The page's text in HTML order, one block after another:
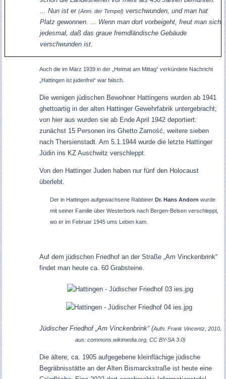
... Nun ist er (Anm. der Tempel) verschwunden, und man hat
Platz gewonnen. ... Wenn man dort vorbeigeht, freut man sich
jedesmal, daß das graue fremdländische Gebäude
verschwunden ist.
Auch die im März 1939 in der „Heimat am Mittag“ verkündete Nachricht
„Hattingen ist judenfrei“ war falsch.
Die wenigen jüdischen Bewohner Hattingens wurden ab 1941
ghettoartig in der alten Hattinger Gewehrfabrik untergebracht;
von hier aus wurden sie ab Ende April 1942 deportiert:
zunächst 15 Personen ins Ghetto Zamość, weitere sieben
nach Thersienstadt. Am 5.1.1944 wurde die letzte Hattinger
Jüdin ins KZ Auschwitz verschleppt.
Von den Hattinger Juden haben nur fünf den Holocaust
überlebt.
Der in Hattingen aufgewachsene Rabbiner Dr. Hans Andorn wurde
mit seiner Familie über Westerbork nach Bergen-Belsen verschleppt,
wo er im Februar 1945 ums Leben kam.
Auf dem jüdischen Friedhof an der Straße „Am Vinckenbrink“
findet man heute ca. 60 Grabsteine.
Jüdischer Friedhof „Am Vinckenbrink“ (Aufn. Frank Vincentz, 2010,
aus: commons.wikimedia.org, CC BY-SA 3.0)
Die ältere, ca. 1905 aufgegebene kleinflächige jüdische
Begräbnisstätte an der Alten Bismarckstraße ist heute eine